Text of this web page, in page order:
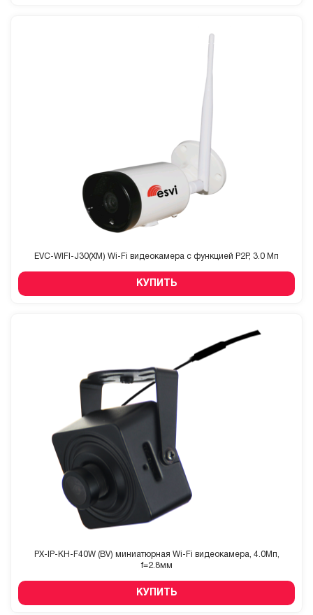
EVC-WIFI-J30(XM) Wi-Fi видеокамера с функцией P2P, 3.0 Мп
КУПИТЬ
PX-IP-KH-F40W (BV) миниатюрная Wi-Fi видеокамера, 4.0Мп,
f=2.8мм
КУПИТЬ